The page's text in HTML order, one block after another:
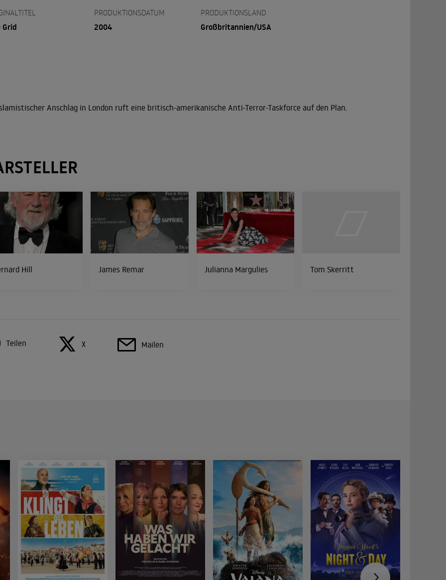
Grid
PRODUKTIONSDATUM
2004
PRODUKTIONSLAND
Großbritannien/USA
Anschlag in London ruft eine britisch-amerikanische Anti-Terror-Taskforce auf den Plan.
Hill James Remar Julianna Margulies Tom Skerritt
Teilen X Mailen